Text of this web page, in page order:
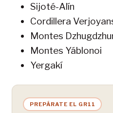
Sijoté-Alín
Cordillera
Montes
Montes Yáblonoi
Yergakí
PREPÁRATE EL GR11